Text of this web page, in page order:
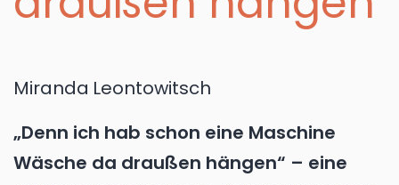
Miranda Leontowitsch
„Denn ich hab schon eine Maschine
Wäsche da draußen hängen“ – eine